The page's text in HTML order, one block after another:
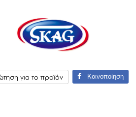
για το προϊόν Κοινοποίηση